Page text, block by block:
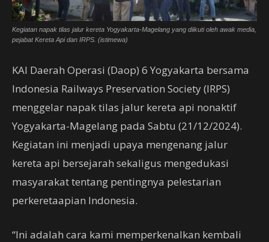
Kegiatan napak tilas jalur kereta Yogyakarta-Magelang yang diikuti oleh awak media,
pejabat Kereta Api dan IRPS. (istimewa)
KAI Daerah Operasi (Daop) 6 Yogyakarta bersama
Indonesia Railways Preservation Society (IRPS)
menggelar napak tilas jalur kereta api nonaktif
Yogyakarta-Magelang pada Sabtu (21/12/2024).
Kegiatan ini menjadi upaya mengenang jalur
kereta api bersejarah sekaligus mengedukasi
masyarakat tentang pentingnya pelestarian
perkeretaapian Indonesia.
“Ini adalah cara kami memperkenalkan kembali